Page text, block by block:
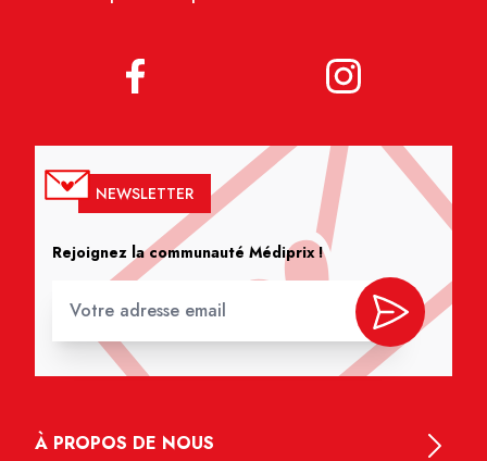
NEWSLETTER
Rejoignez la communauté Médiprix !
À PROPOS DE NOUS